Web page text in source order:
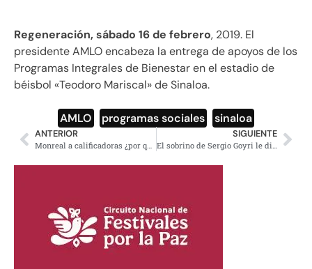
Regeneración, sábado 16 de febrero, 2019. El
presidente AMLO encabeza la entrega de apoyos de los
Programas Integrales de Bienestar en el estadio de
béisbol «Teodoro Mariscal» de Sinaloa.
AMLO programas sociales sinaloa
ANTERIOR
Monreal a calificadoras ¿por qué no se decepcionaron con el saqueo, la corrupción y la destrucción de Pemex?
SIGUIENTE
El sobrino de Sergio Goyri le diseñó vestido a Yalitza Aparicio